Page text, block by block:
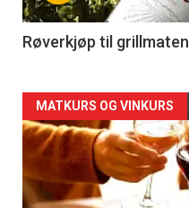
4
Røverkjøp til grillmaten
Forsiden
akkurat
nå
MATKURS OG VINKURS